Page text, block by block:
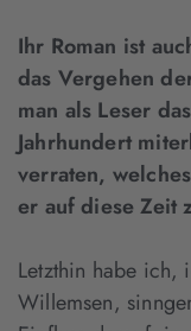
Ihr Roman ist
das Vergehen
man als Leser
Jahrhundert
verraten,
er auf diese Zeit
Letzthin habe ich,
Willemsen,